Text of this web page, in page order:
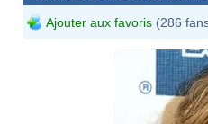
Ajouter aux favoris (286